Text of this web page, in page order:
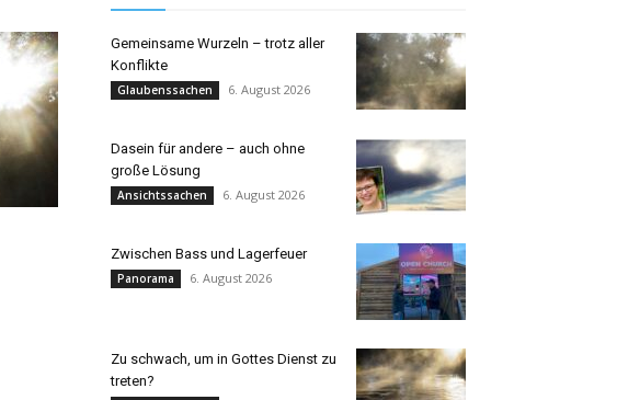
Gemeinsame Wurzeln – trotz aller
Konflikte
Glaubenssachen 6. August 2026
Dasein für andere – auch ohne
große Lösung
Ansichtssachen 6. August 2026
Zwischen Bass und Lagerfeuer
Panorama 6. August 2026
Zu schwach, um in Gottes Dienst zu
treten?